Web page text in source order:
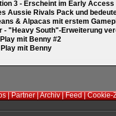
3 - Erscheint im Early Access
Aussie Rivals Pack und
& Alpacas mit erstem
- "Heavy South"-Erweiterung
mit Benny #2
mit Benny
|Partner|Archiv|Feed|Cookie-